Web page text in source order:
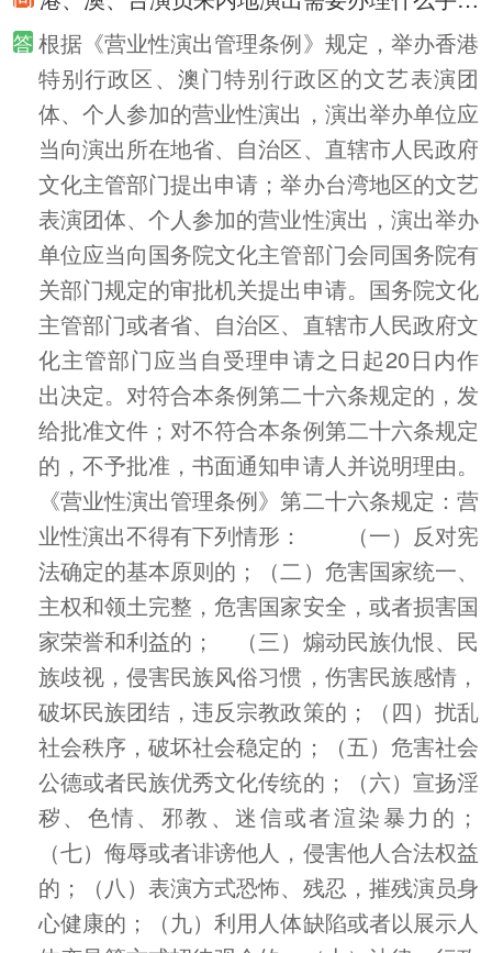
根据《营业性演出管理条例》规定，举办香港
特别行政区、澳门特别行政区的文艺表演团
体、个人参加的营业性演出，演出举办单位应
当向演出所在地省、自治区、直辖市人民政府
文化主管部门提出申请；举办台湾地区的文艺
表演团体、个人参加的营业性演出，演出举办
单位应当向国务院文化主管部门会同国务院有
关部门规定的审批机关提出申请。国务院文化
主管部门或者省、自治区、直辖市人民政府文
化主管部门应当自受理申请之日起20日内作
出决定。对符合本条例第二十六条规定的，发
给批准文件；对不符合本条例第二十六条规定
的，不予批准，书面通知申请人并说明理由。
《营业性演出管理条例》第二十六条规定：营
业性演出不得有下列情形： （一）反对宪
法确定的基本原则的；（二）危害国家统一、
主权和领土完整，危害国家安全，或者损害国
家荣誉和利益的； （三）煽动民族仇恨、民
族歧视，侵害民族风俗习惯，伤害民族感情，
破坏民族团结，违反宗教政策的；（四）扰乱
社会秩序，破坏社会稳定的；（五）危害社会
公德或者民族优秀文化传统的；（六）宣扬淫
秽、色情、邪教、迷信或者渲染暴力的；
（七）侮辱或者诽谤他人，侵害他人合法权益
的；（八）表演方式恐怖、残忍，摧残演员身
心健康的；（九）利用人体缺陷或者以展示人